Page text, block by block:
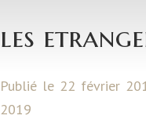
les
Publié le 22 février
2019